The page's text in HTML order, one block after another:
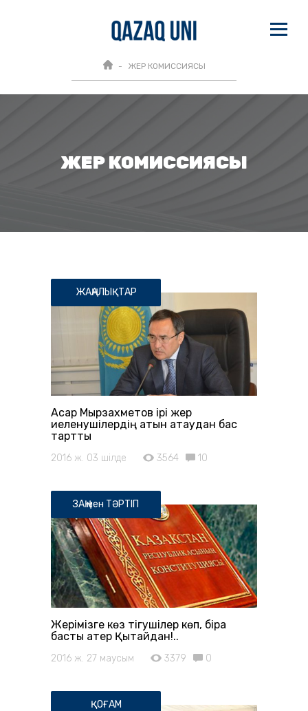
ЖЕР КОМИССИЯСЫ
ЖЕР КОМИССИЯСЫ
ЖАҢАЛЫҚТАР
Асқар Мырзахметов ірі жер
иеленушілердің атын атаудан бас
тартты
2016 ж. 03 шілде 3564 10
ЗАҢ мен ТӘРТІП
Жерімізге көз тігушілер көп, бірақ
басты қатер Қытайдан!..
2016 ж. 27 маусым 3379 0
ҚОҒАМ